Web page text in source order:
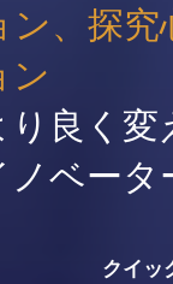
、探究
ン
良く変
ベータ
クイッ